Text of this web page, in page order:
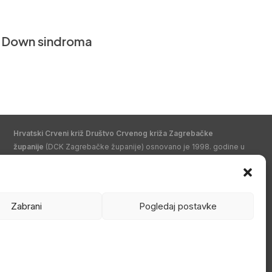
Zabrani Pogledaj postavke
sindroma
Hrvatski Crveni križ Društvo Crvenog križa Zagrebačke
županije (DCK Zagrebačke županije) osnovano je 1998. godine u
U svom radu promiče humanitarne ciljeve i provodi akcije od opće